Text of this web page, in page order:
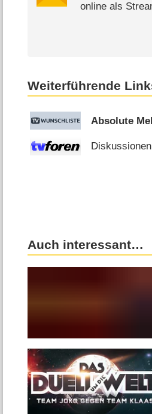
online als
Weiterführende
Absolute
Auch interessant…